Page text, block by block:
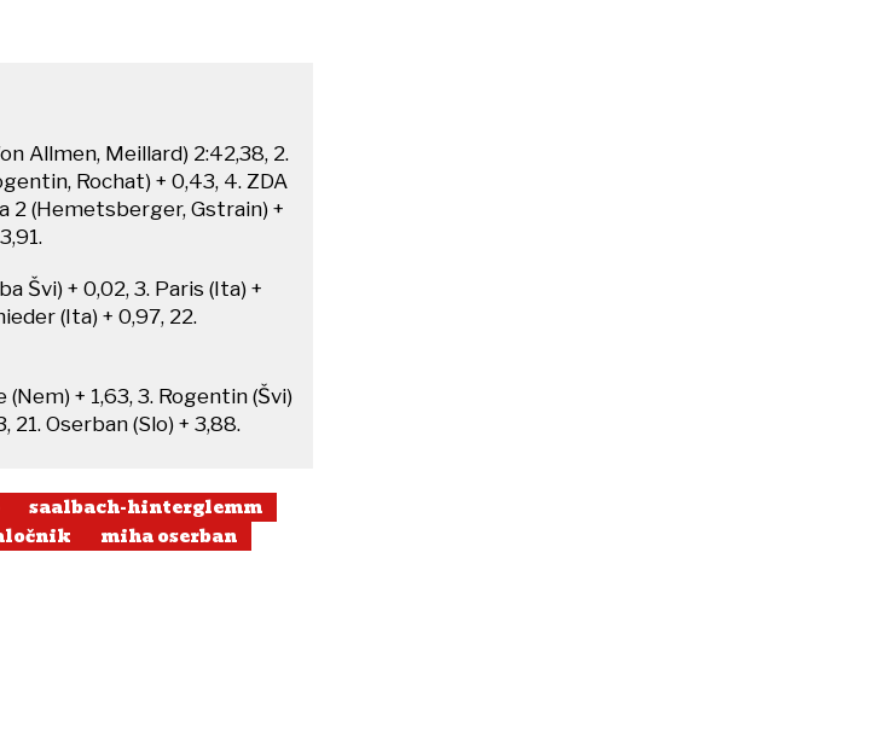
Allmen, Meillard) 2:42,38, 2.
Rochat) + 0,43, 4. ZDA
2 (Hemetsberger, Gstrain) +
Švi) + 0,02, 3. Paris (Ita) +
(Ita) + 0,97, 22.
(Nem) + 1,63, 3. Rogentin (Švi)
21. Oserban (Slo) + 3,88.
saalbach-hinterglemm
miha oserban